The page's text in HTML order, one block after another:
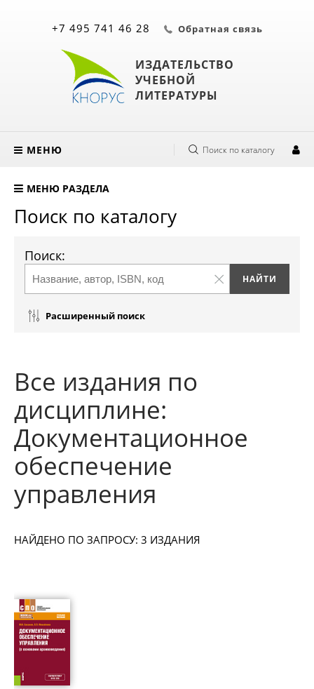
ИЗДАТЕЛЬСТВО
УЧЕБНОЙ
ЛИТЕРАТУРЫ
+7 495 741 46 28 Обратная связь
МЕНЮ Поиск по каталогу
МЕНЮ РАЗДЕЛА
Поиск по каталогу
Поиск:
Расширенный поиск
Все издания по
дисциплине:
Документационное
обеспечение
управления
НАЙДЕНО ПО ЗАПРОСУ: 3 ИЗДАНИЯ